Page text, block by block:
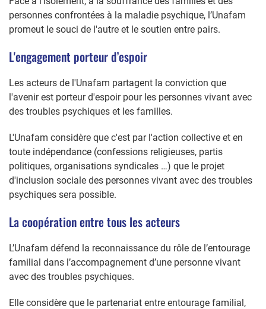
personnes confrontées à la maladie psychique, l’Unafam
promeut le souci de l'autre et le soutien entre pairs.
L'engagement porteur d’espoir
Les acteurs de l'Unafam partagent la conviction que
l'avenir est porteur d'espoir pour les personnes vivant avec
des troubles psychiques et les familles.
L'Unafam considère que c'est par l'action collective et en
toute indépendance (confessions religieuses, partis
politiques, organisations syndicales …) que le projet
d'inclusion sociale des personnes vivant avec des troubles
psychiques sera possible.
La coopération entre tous les acteurs
L’Unafam défend la reconnaissance du rôle de l’entourage
familial dans l’accompagnement d’une personne vivant
avec des troubles psychiques.
Elle considère que le partenariat entre entourage familial,